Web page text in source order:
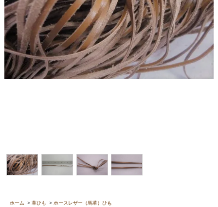
ホーム > 革ひも > ホースレザー（馬革）ひも